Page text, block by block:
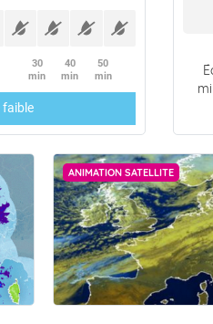
30
min
40
min
50
min
faible
ANIMATION SATELLITE